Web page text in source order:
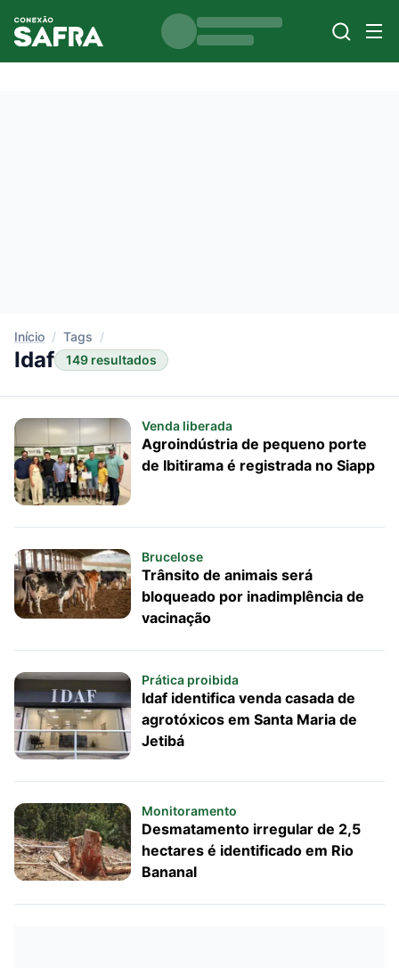
Início / Tags /
Idaf 149 resultados
Venda liberada
Agroindústria de pequeno porte
de Ibitirama é registrada no Siapp
Brucelose
Trânsito de animais será
bloqueado por inadimplência de
vacinação
Prática proibida
Idaf identifica venda casada de
agrotóxicos em Santa Maria de
Jetibá
Monitoramento
Desmatamento irregular de 2,5
hectares é identificado em Rio
Bananal